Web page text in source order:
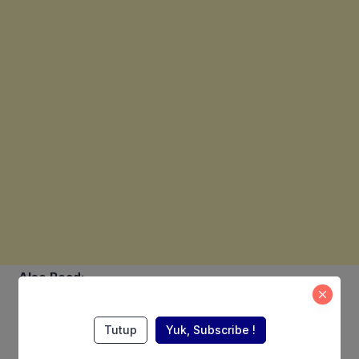
Also Read:
Karier Nanik S Deyang, dari
Jurnalis, Politikus, Komisaris
Tutup Yuk, Subscribe !